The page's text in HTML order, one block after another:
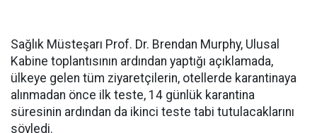
Sağlık Müsteşarı Prof. Dr. Brendan Murphy, Ulusal
Kabine toplantısının ardından yaptığı açıklamada,
ülkeye gelen tüm ziyaretçilerin, otellerde karantinaya
alınmadan önce ilk teste, 14 günlük karantina
süresinin ardından da ikinci teste tabi tutulacaklarını
söyledi.